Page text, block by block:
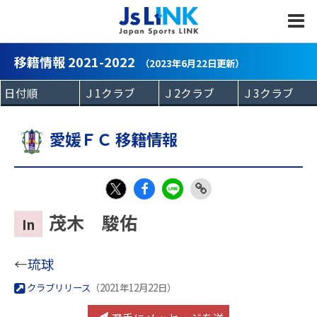
移籍情報 2021-2022 （2023年6月22日更新）
愛媛ＦＣ 移籍情報
X
In 茂木 駿佑
←琉球
クラブリリース （2021年12月22日）